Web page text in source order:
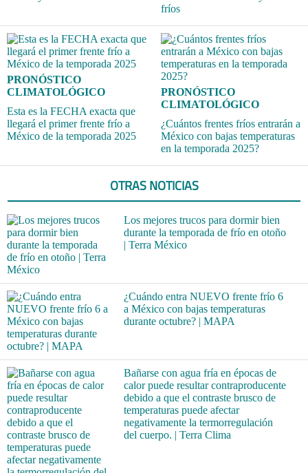
fríos
PRONÓSTICO
CLIMATOLÓGICO
Esta es la FECHA exacta que
llegará el primer frente frío a
México de la temporada 2025
PRONÓSTICO
CLIMATOLÓGICO
¿Cuántos frentes fríos entrarán a
México con bajas temperaturas
en la temporada 2025?
OTRAS NOTICIAS
Los mejores trucos para dormir bien
durante la temporada de frío en otoño
| Terra México
¿Cuándo entra NUEVO frente frío 6
a México con bajas temperaturas
durante octubre? | MAPA
Bañarse con agua fría en épocas de
calor puede resultar contraproducente
debido a que el contraste brusco de
temperaturas puede afectar
negativamente la termorregulación
del cuerpo. | Terra Clima